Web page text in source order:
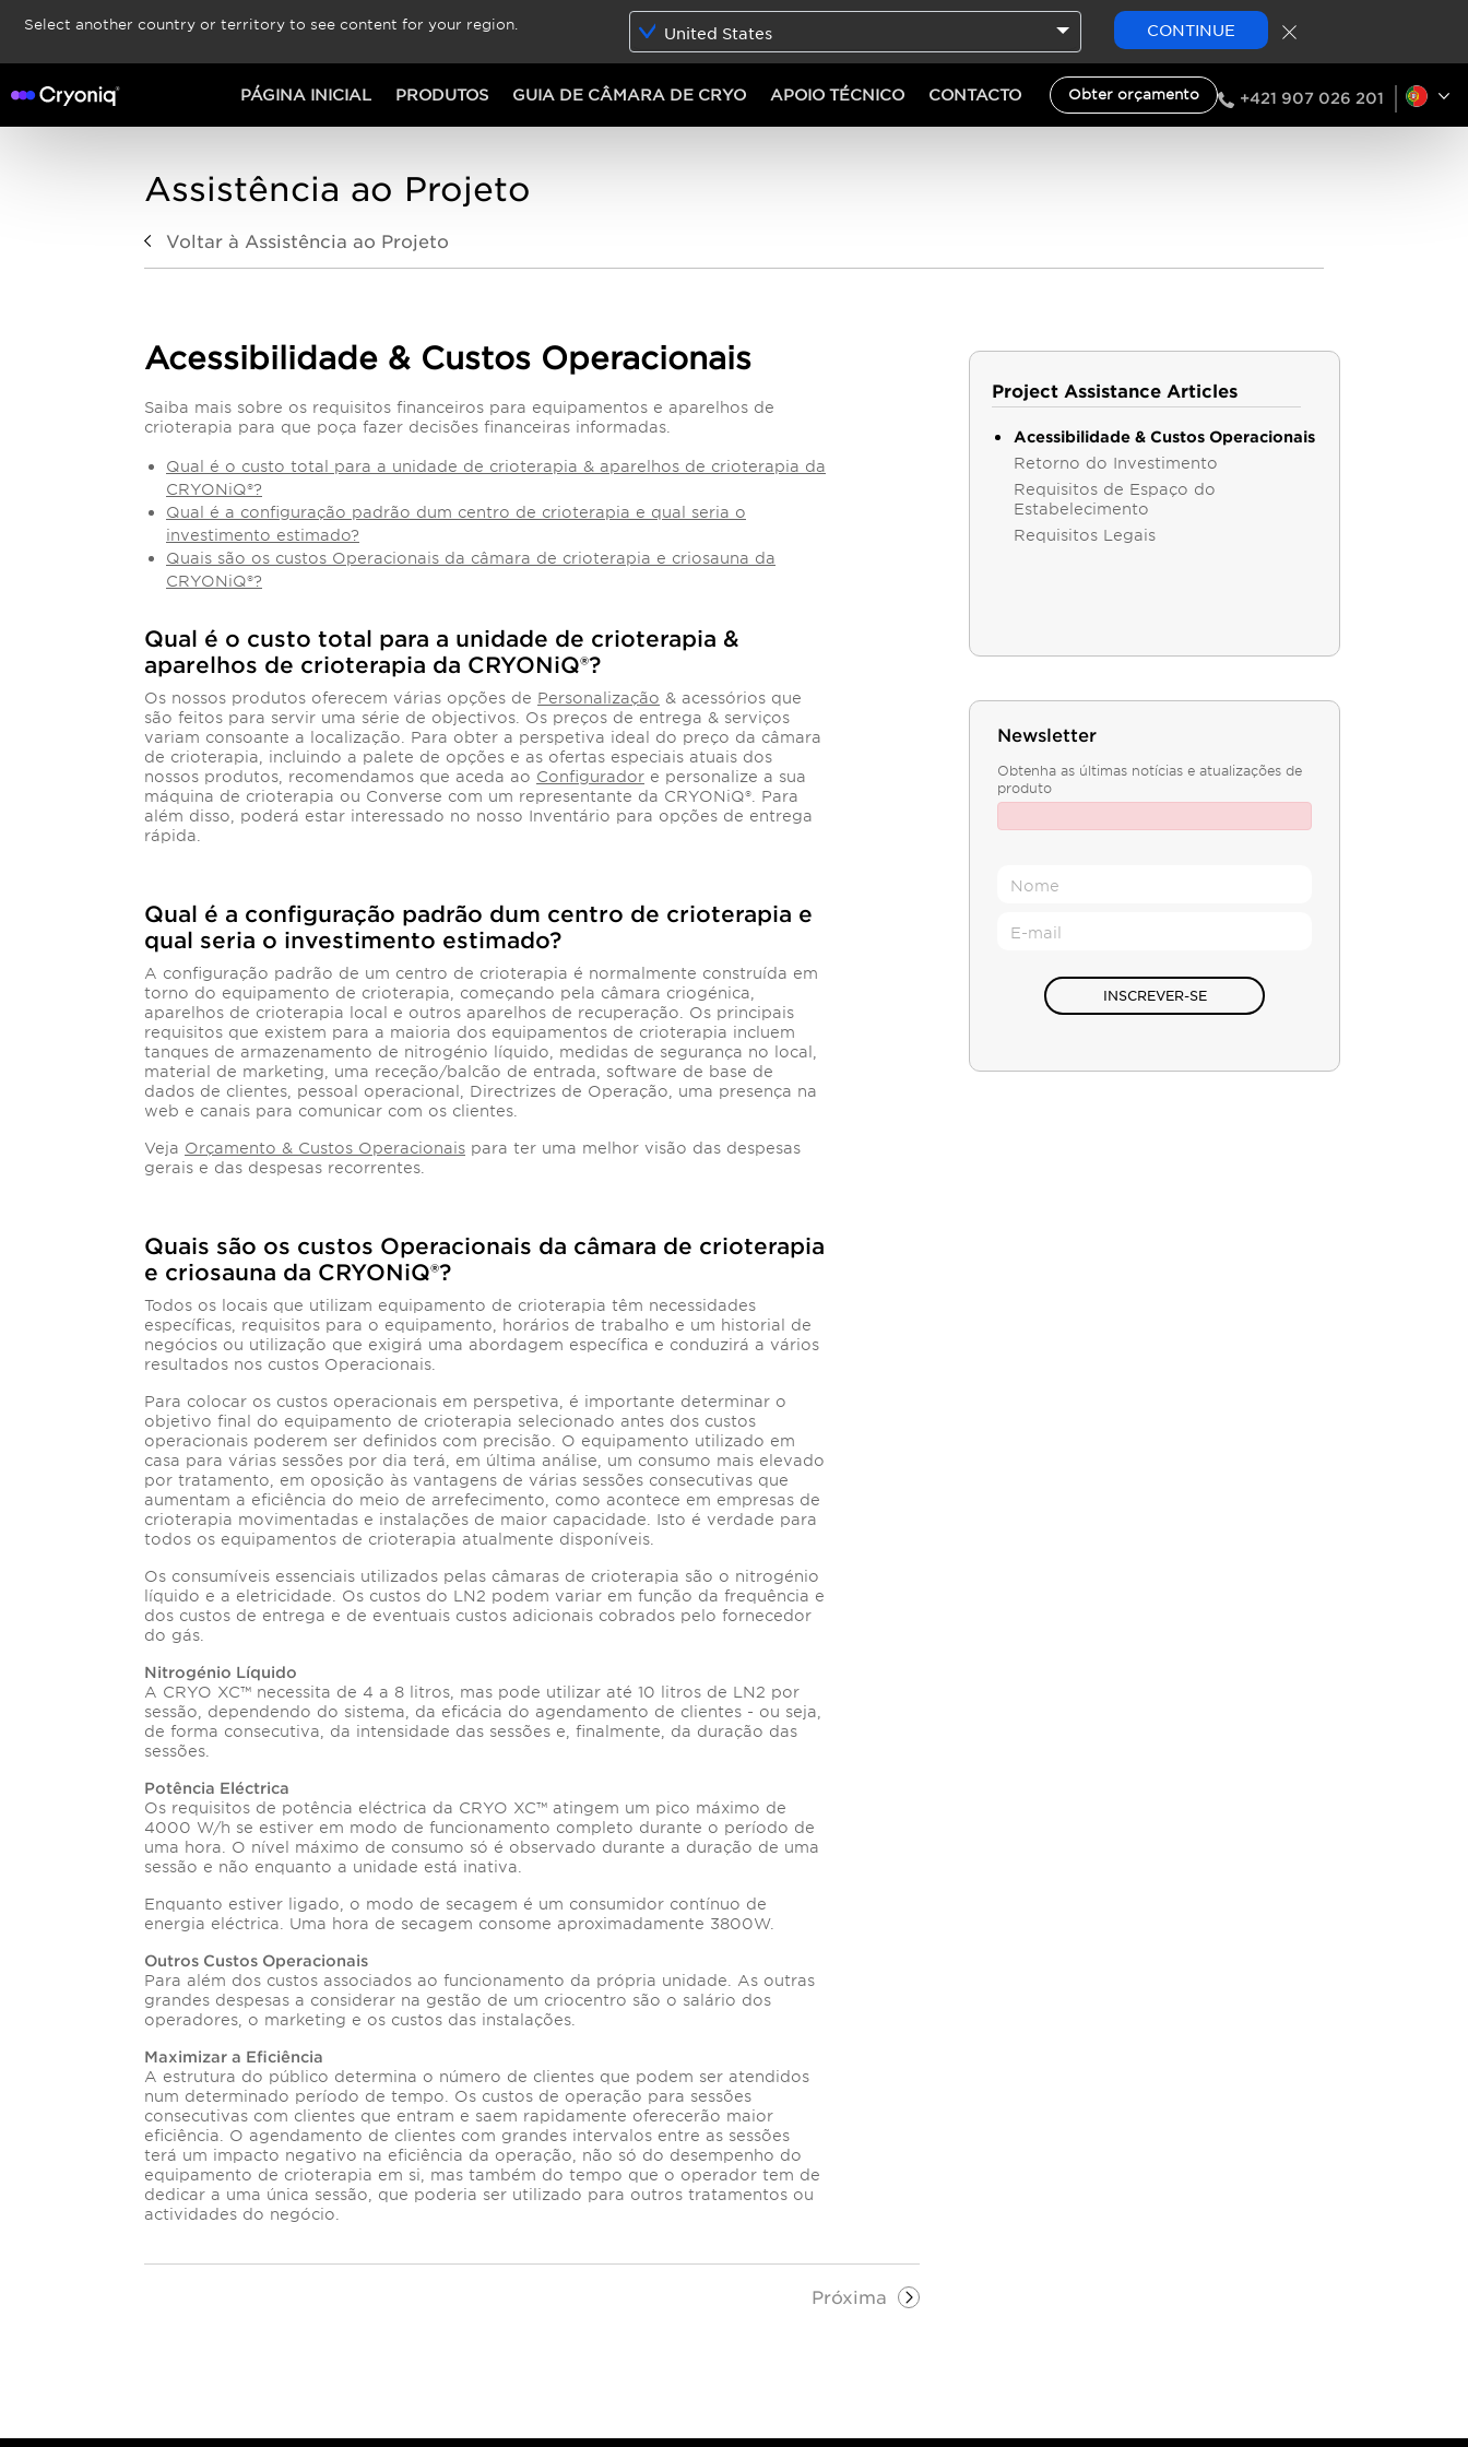
Select another country or territory to see content for your region. United States CONTINUE
PÁGINA INICIAL PRODUTOS GUIA DE CÂMARA DE CRYO APOIO TÉCNICO CONTACTO Obter orçamento +421 907 026 201
Assistência ao Projeto
Voltar à Assistência ao Projeto
Próxima
Acessibilidade & Custos Operacionais
Saiba mais sobre os requisitos financeiros para equipamentos e aparelhos de
crioterapia para que poça fazer decisões financeiras informadas.
Qual é o custo total para a unidade de crioterapia & aparelhos de crioterapia da
CRYONiQ®?
Qual é a configuração padrão dum centro de crioterapia e qual seria o
investimento estimado?
Quais são os custos Operacionais da câmara de crioterapia e criosauna da
CRYONiQ®?
Qual é o custo total para a unidade de crioterapia &
aparelhos de crioterapia da CRYONiQ®?
Os nossos produtos oferecem várias opções de Personalização & acessórios que
são feitos para servir uma série de objectivos. Os preços de entrega & serviços
variam consoante a localização. Para obter a perspetiva ideal do preço da câmara
de crioterapia, incluindo a palete de opções e as ofertas especiais atuais dos
nossos produtos, recomendamos que aceda ao Configurador e personalize a sua
máquina de crioterapia ou Converse com um representante da CRYONiQ®. Para
além disso, poderá estar interessado no nosso Inventário para opções de entrega
rápida.
Qual é a configuração padrão dum centro de crioterapia e
qual seria o investimento estimado?
A configuração padrão de um centro de crioterapia é normalmente construída em
torno do equipamento de crioterapia, começando pela câmara criogénica,
aparelhos de crioterapia local e outros aparelhos de recuperação. Os principais
requisitos que existem para a maioria dos equipamentos de crioterapia incluem
tanques de armazenamento de nitrogénio líquido, medidas de segurança no local,
material de marketing, uma receção/balcão de entrada, software de base de
dados de clientes, pessoal operacional, Directrizes de Operação, uma presença na
web e canais para comunicar com os clientes.
Veja Orçamento & Custos Operacionais para ter uma melhor visão das despesas
gerais e das despesas recorrentes.
Quais são os custos Operacionais da câmara de crioterapia
e criosauna da CRYONiQ®?
Todos os locais que utilizam equipamento de crioterapia têm necessidades
específicas, requisitos para o equipamento, horários de trabalho e um historial de
negócios ou utilização que exigirá uma abordagem específica e conduzirá a vários
resultados nos custos Operacionais.
Para colocar os custos operacionais em perspetiva, é importante determinar o
objetivo final do equipamento de crioterapia selecionado antes dos custos
operacionais poderem ser definidos com precisão. O equipamento utilizado em
casa para várias sessões por dia terá, em última análise, um consumo mais elevado
por tratamento, em oposição às vantagens de várias sessões consecutivas que
aumentam a eficiência do meio de arrefecimento, como acontece em empresas de
crioterapia movimentadas e instalações de maior capacidade. Isto é verdade para
todos os equipamentos de crioterapia atualmente disponíveis.
Os consumíveis essenciais utilizados pelas câmaras de crioterapia são o nitrogénio
líquido e a eletricidade. Os custos do LN2 podem variar em função da frequência e
dos custos de entrega e de eventuais custos adicionais cobrados pelo fornecedor
do gás.
Nitrogénio Líquido
A CRYO XC™ necessita de 4 a 8 litros, mas pode utilizar até 10 litros de LN2 por
sessão, dependendo do sistema, da eficácia do agendamento de clientes - ou seja,
de forma consecutiva, da intensidade das sessões e, finalmente, da duração das
sessões.
Potência Eléctrica
Os requisitos de potência eléctrica da CRYO XC™ atingem um pico máximo de
4000 W/h se estiver em modo de funcionamento completo durante o período de
uma hora. O nível máximo de consumo só é observado durante a duração de uma
sessão e não enquanto a unidade está inativa.
Enquanto estiver ligado, o modo de secagem é um consumidor contínuo de
energia eléctrica. Uma hora de secagem consome aproximadamente 3800W.
Outros Custos Operacionais
Para além dos custos associados ao funcionamento da própria unidade. As outras
grandes despesas a considerar na gestão de um criocentro são o salário dos
operadores, o marketing e os custos das instalações.
Maximizar a Eficiência
A estrutura do público determina o número de clientes que podem ser atendidos
num determinado período de tempo. Os custos de operação para sessões
consecutivas com clientes que entram e saem rapidamente oferecerão maior
eficiência. O agendamento de clientes com grandes intervalos entre as sessões
terá um impacto negativo na eficiência da operação, não só do desempenho do
equipamento de crioterapia em si, mas também do tempo que o operador tem de
dedicar a uma única sessão, que poderia ser utilizado para outros tratamentos ou
actividades do negócio.
Project Assistance Articles
Acessibilidade & Custos Operacionais
Retorno do Investimento
Requisitos de Espaço do
Estabelecimento
Requisitos Legais
Newsletter
Obtenha as últimas notícias e atualizações de
produto